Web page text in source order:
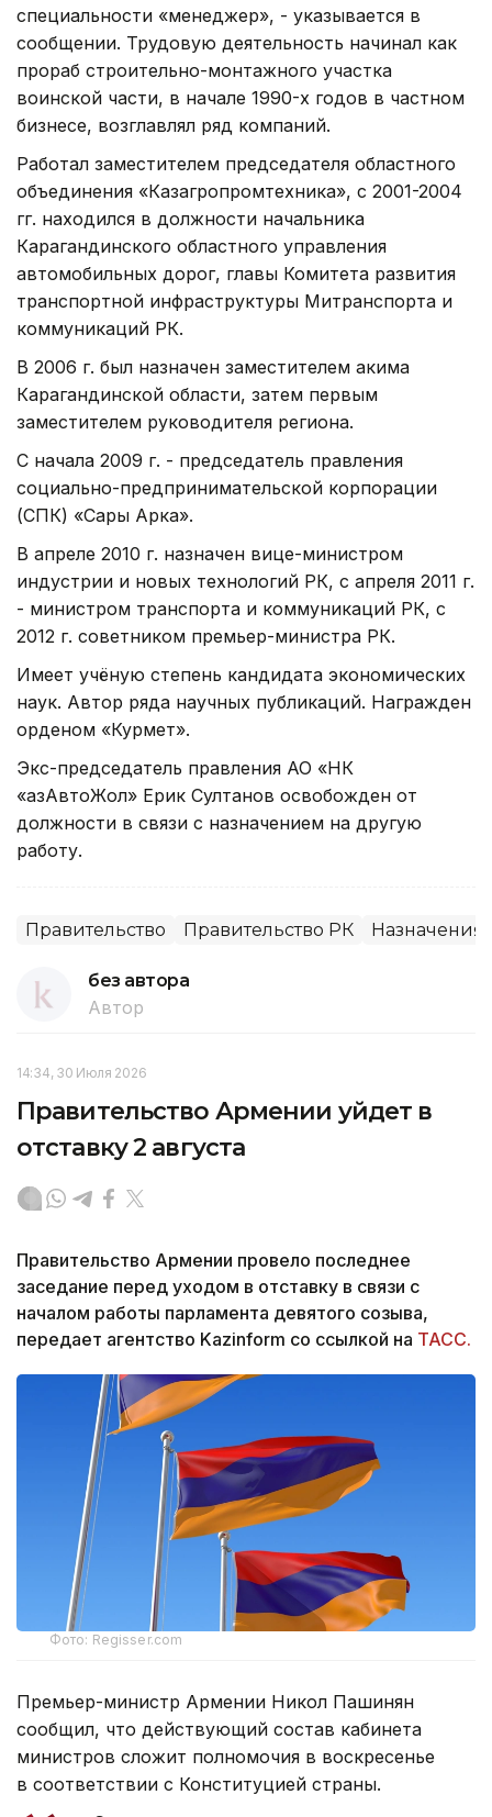
специальности «менеджер», - указывается в
сообщении. Трудовую деятельность начинал как
прораб строительно-монтажного участка
воинской части, в начале 1990-х годов в частном
бизнесе, возглавлял ряд компаний.
Работал заместителем председателя областного
объединения «Казагропромтехника», с 2001-2004
гг. находился в должности начальника
Карагандинского областного управления
автомобильных дорог, главы Комитета развития
транспортной инфраструктуры Митранспорта и
коммуникаций РК.
В 2006 г. был назначен заместителем акима
Карагандинской области, затем первым
заместителем руководителя региона.
С начала 2009 г. - председатель правления
социально-предпринимательской корпорации
(СПК) «Сары Арка».
В апреле 2010 г. назначен вице-министром
индустрии и новых технологий РК, с апреля 2011 г.
- министром транспорта и коммуникаций РК, с
2012 г. советником премьер-министра РК.
Имеет учёную степень кандидата экономических
наук. Автор ряда научных публикаций. Награжден
орденом «Курмет».
Экс-председатель правления АО «НК
«ҚазАвтоЖол» Ерик Султанов освобожден от
должности в связи с назначением на другую
работу.
Правительство Правительство РК Назначения
без автора
Автор
14:34, 30 Июля 2026
Правительство Армении уйдет в
отставку 2 августа
Правительство Армении провело последнее
заседание перед уходом в отставку в связи с
началом работы парламента девятого созыва,
передает агентство Kazinform со ссылкой на ТАСС.
Фото: Regisser.com
Премьер-министр Армении Никол Пашинян
сообщил, что действующий состав кабинета
министров сложит полномочия в воскресенье
в соответствии с Конституцией страны.